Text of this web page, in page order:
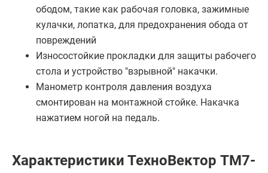
ободом, такие как рабочая головка, зажимные
кулачки, лопатка, для предохранения обода от
повреждений
Износостойкие прокладки для защиты рабочего
стола и устройство "взрывной" накачки.
Манометр контроля давления воздуха
смонтирован на монтажной стойке. Накачка
нажатием ногой на педаль.
Характеристики ТехноВектор TM7-